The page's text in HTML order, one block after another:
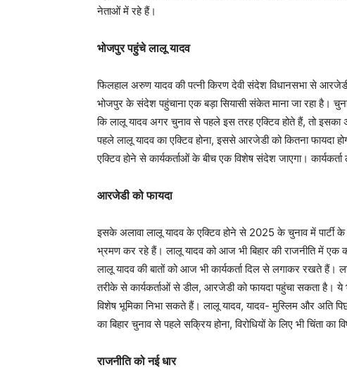
नेताओं में रहे हैं।
भोजपुर पहुंचे लालू यादव
फिलहाल अरुण यादव की पत्नी किरण देवी संदेश विधानसभा से
भोजपुर के संदेश पहुंचाना एक बड़ा सियासी संकेत माना जा रहा है।
कि लालू यादव अगर चुनाव से पहले इस तरह एक्टिव होते हैं, तो इसका
पहले लालू यादव का एक्टिव होना, इससे आरजेडी को कितना फायदा
एक्टिव होने से कार्यकर्ताओं के बीच एक विशेष संदेश जाएगा।
आरजेडी को फायदा
इसके अलावा लालू यादव के एक्टिव होने से 2025 के चुनाव में पार्टी के
भ्रमण कर रहे हैं। लालू यादव को आज भी बिहार की राजनीति में एक
लालू यादव की बातों को आज भी कार्यकर्ता दिल से लगाकर रखते
तरीके से कार्यकर्ताओं से डील, आरजेडी को फायदा पहुंचा सकता है।
विशेष भूमिका निभा सकते हैं। लालू यादव, यादव- मुस्लिम और अति
का बिहार चुनाव से पहले सक्रिय होना, विरोधियों के लिए भी चिंता का
राजनीति को नई धार